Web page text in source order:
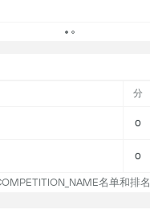
分
0
0
名单和排名